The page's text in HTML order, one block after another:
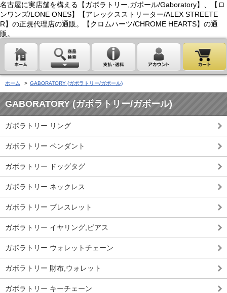
名古屋に実店舗を構える【ガボラトリー,ガボール/Gaboratory】、【ロ
ンワンズ/LONE ONES】【アレックスストリーター/ALEX STREETE
R】の正規代理店の通販。【クロムハーツ/CHROME HEARTS】の通
販。
ホーム > GABORATORY (ガボラトリー/ガボール)
GABORATORY (ガボラトリー/ガボール)
ガボラトリー リング
ガボラトリー ペンダント
ガボラトリー ドッグタグ
ガボラトリー ネックレス
ガボラトリー ブレスレット
ガボラトリー イヤリング,ピアス
ガボラトリー ウォレットチェーン
ガボラトリー 財布,ウォレット
ガボラトリー キーチェーン